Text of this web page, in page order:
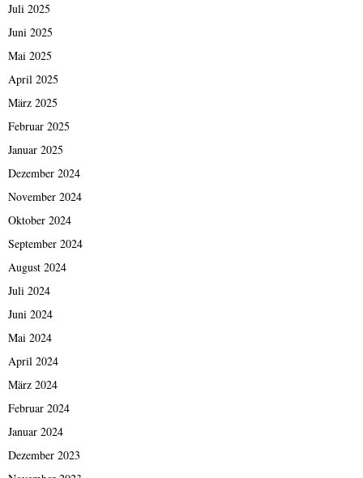
Juli 2025
Juni 2025
Mai 2025
April 2025
März 2025
Februar 2025
Januar 2025
Dezember 2024
November 2024
Oktober 2024
September 2024
August 2024
Juli 2024
Juni 2024
Mai 2024
April 2024
März 2024
Februar 2024
Januar 2024
Dezember 2023